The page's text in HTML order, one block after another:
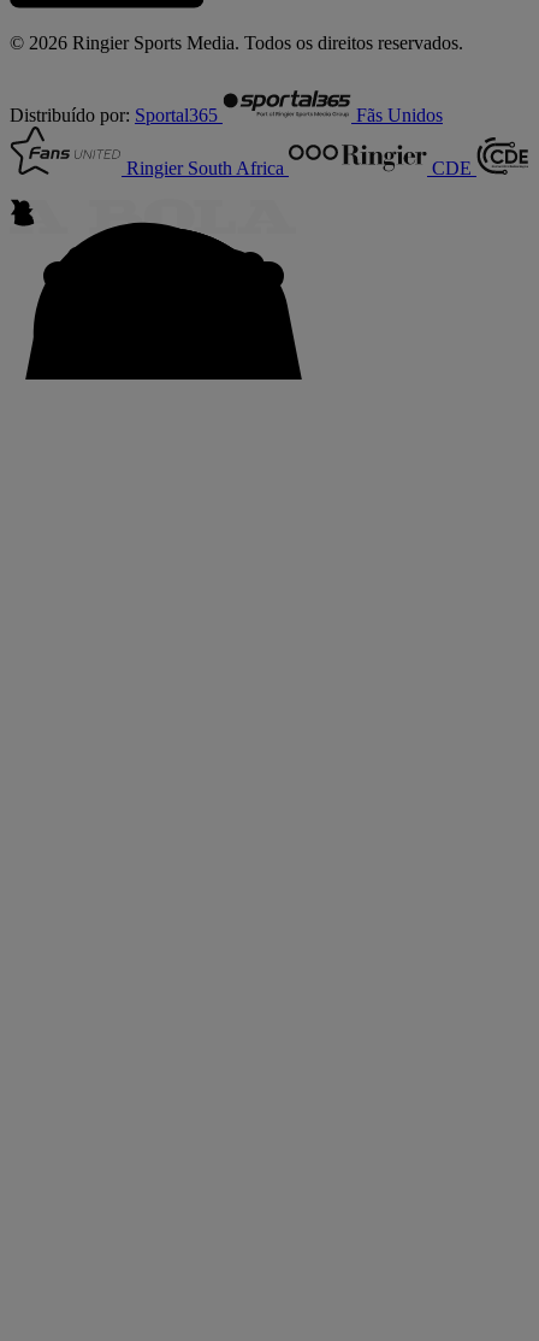
© 2026 Ringier Sports Media. Todos os direitos reservados.
Distribuído por: Sportal365 Fãs Unidos
Ringier South Africa CDE